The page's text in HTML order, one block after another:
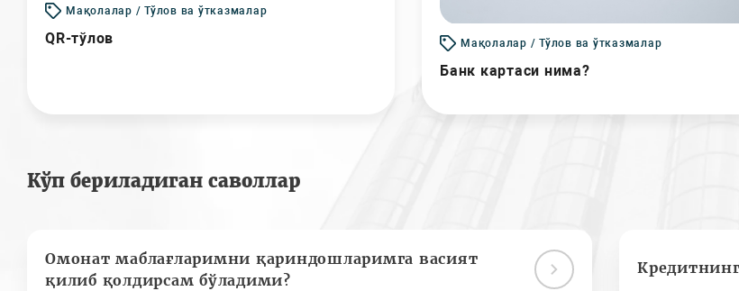
Мақолалар / Тўлов ва ўтказмалар
QR-тўлов Мақолалар / Тўлов ва ўтказмалар
Банк картаси нима?
Кўп бериладиган саволлар
Омонат маблағларимни қариндошларимга васият
қилиб қолдирсам бўладими?